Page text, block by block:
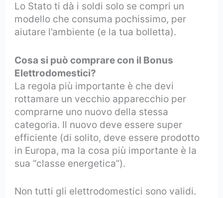
Lo Stato ti dà i soldi solo se compri un
modello che consuma pochissimo, per
aiutare l’ambiente (e la tua bolletta).
Cosa si può comprare con il Bonus
Elettrodomestici?
La regola più importante è che devi
rottamare un vecchio apparecchio per
comprarne uno nuovo della stessa
categoria. Il nuovo deve essere super
efficiente (di solito, deve essere prodotto
in Europa, ma la cosa più importante è la
sua “classe energetica”).
Non tutti gli elettrodomestici sono validi.